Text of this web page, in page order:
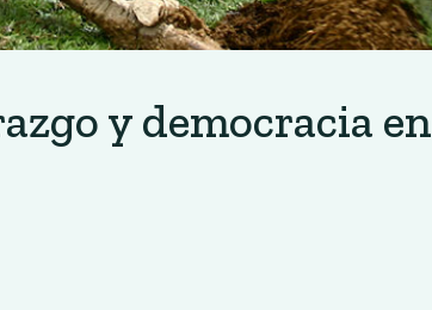
y democracia en